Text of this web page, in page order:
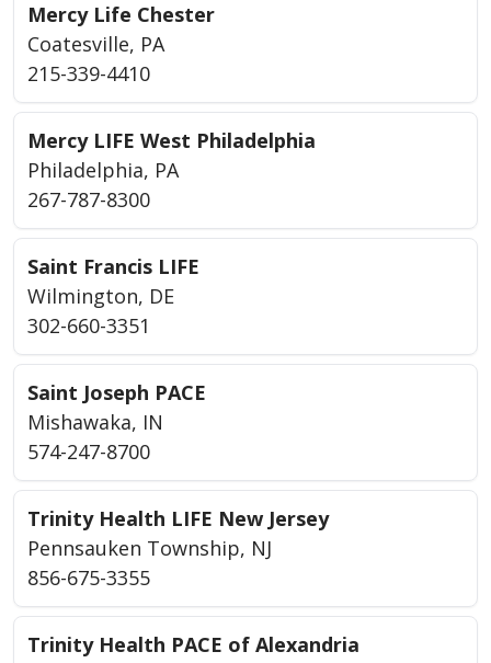
Mercy Life Chester
Coatesville, PA
215-339-4410
Mercy LIFE West Philadelphia
Philadelphia, PA
267-787-8300
Saint Francis LIFE
Wilmington, DE
302-660-3351
Saint Joseph PACE
Mishawaka, IN
574-247-8700
Trinity Health LIFE New Jersey
Pennsauken Township, NJ
856-675-3355
Trinity Health PACE of Alexandria